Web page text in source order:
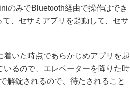
のみでBluetooth経由で操作はでき
、セサミアプリを起動して、セサ
いた時点であらかじめアプリを起
るので、エレベーターを降りた時
解錠されるので、待たされること